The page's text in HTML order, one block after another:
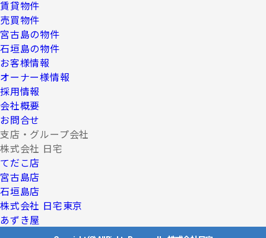
賃貸物件
売買物件
宮古島の物件
石垣島の物件
お客様情報
オーナー様情報
採用情報
会社概要
お問合せ
支店・グループ会社
株式会社 日宅
てだこ店
宮古島店
石垣島店
株式会社 日宅東京
あずき屋